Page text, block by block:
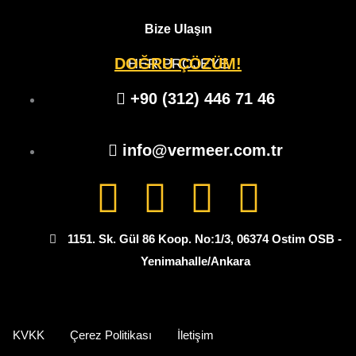
i
n
g
r
a
m
o
o
k
Bize Ulaşın
HER PROJEYE
DOĞRU ÇÖZÜM!
+90 (312) 446 71 46
info@vermeer.com.tr
L
i
k
I
n
s
F
a
c
e
Y
o
u
1151. Sk. Gül 86 Koop. No:1/3, 06374 Ostim OSB -
Yenimahalle/Ankara
KVKK Çerez Politikası İletişim